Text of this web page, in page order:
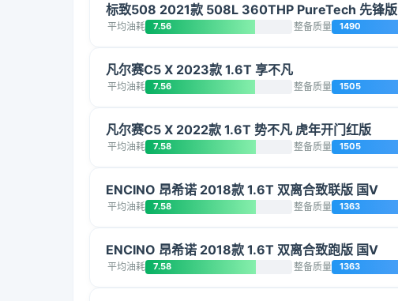
标致508 2021款 508L 360THP PureTech 先锋版
平均油耗 7.56 整备质量 1490
凡尔赛C5 X 2023款 1.6T 享不凡
平均油耗 7.56 整备质量 1505
凡尔赛C5 X 2022款 1.6T 势不凡 虎年开门红版
平均油耗 7.58 整备质量 1505
ENCINO 昂希诺 2018款 1.6T 双离合致联版 国V
平均油耗 7.58 整备质量 1363
ENCINO 昂希诺 2018款 1.6T 双离合致跑版 国V
平均油耗 7.58 整备质量 1363